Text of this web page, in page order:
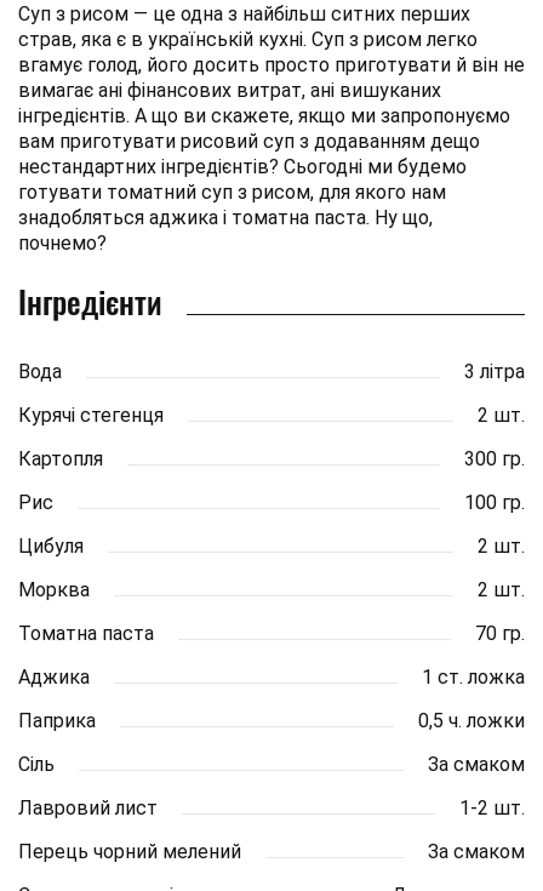
Суп з рисом — це одна з найбільш ситних перших
страв, яка є в українській кухні. Суп з рисом легко
вгамує голод, його досить просто приготувати й він не
вимагає ані фінансових витрат, ані вишуканих
інгредієнтів. А що ви скажете, якщо ми запропонуємо
вам приготувати рисовий суп з додаванням дещо
нестандартних інгредієнтів? Сьогодні ми будемо
готувати томатний суп з рисом, для якого нам
знадобляться аджика і томатна паста. Ну що,
почнемо?
Інгредієнти
Вода
3 літра
Курячі стегенця
2 шт.
Картопля
300 гр.
Рис
100 гр.
Цибуля
2 шт.
Морква
2 шт.
Томатна паста
70 гр.
Аджика
1 ст. ложка
Паприка
0,5 ч. ложки
Сіль
За смаком
Лавровий лист
1-2 шт.
Перець чорний мелений
За смаком